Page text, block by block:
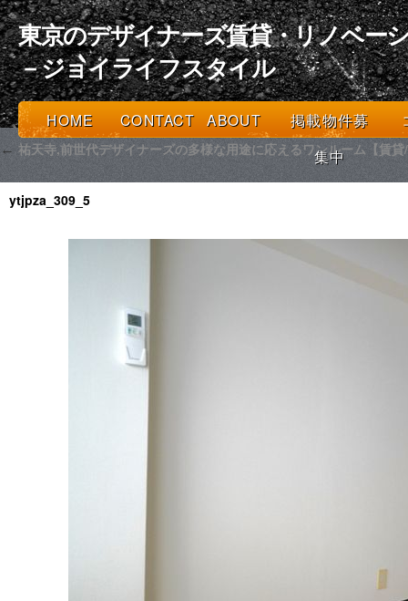
東京のデザイナーズ賃貸・リノベー
－ジョイライフスタイル
HOME CONTACT ABOUT
掲載物件募
集中
← 祐天寺,前世代デザイナーズの多様な用途に応えるワンルーム【賃
ytjpza_309_5